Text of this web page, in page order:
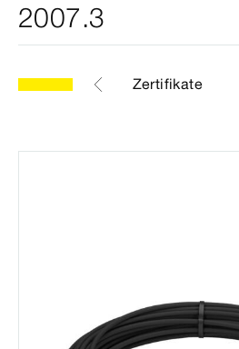
2007.3
Etiketten Zertifikate